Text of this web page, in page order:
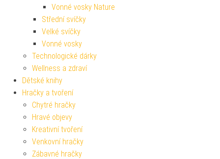
Vonné vosky Nature
Střední svíčky
Velké svíčky
Vonné vosky
Technologické dárky
Wellness a zdraví
Dětské knihy
Hračky a tvoření
Chytré hračky
Hravé objevy
Kreativní tvoření
Venkovní hračky
Zábavné hračky